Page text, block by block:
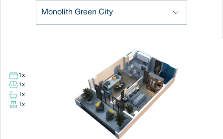
Monolith Green City
1 x
1 x
1 x
1 x